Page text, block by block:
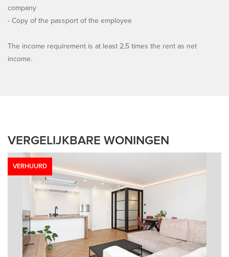
company
- Copy of the passport of the employee
The income requirement is at least 2,5 times the rent as net
income.
VERGELIJKBARE WONINGEN
VERHUURD